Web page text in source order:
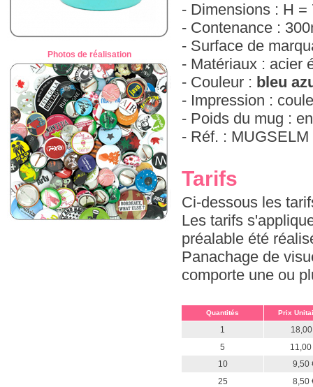
Photos de réalisation
- Dimensions : H
- Contenance :
- Surface de
- Matériaux : acier
- Couleur : bleu
- Impression :
- Poids du mug :
- Réf. : MUGSELM
Tarifs
Ci-dessous les
Les tarifs
préalable été
Panachage de
comporte une ou
Quantités Prix
1
5
10
9,50
25
8,50